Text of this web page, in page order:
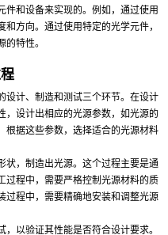
件和设备来实现的。例如，通过使用
方向。通过使用特定的光学元件，
特性。
设计、制造和测试三个环节。在设计
，设计出相应的光源参数，如光源的
根据这些参数，选择适合的光源材料
状，制造出光源。这个过程主要是通
过程中，需要严格控制光源材料的质
过程中，需要精确地安装和调整光源
以验证其性能是否符合设计要求。